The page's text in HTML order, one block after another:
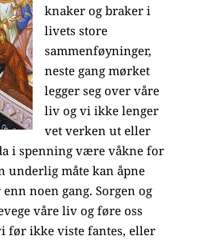
knaker og braker i
livets store
sammenføyninger,
neste gang mørket
legger seg over våre
liv og vi ikke lenger
vet verken ut eller
i spenning være våkne for
underlig måte kan åpne
noen gang. Sorgen og
våre liv og føre oss
før ikke viste fantes, eller